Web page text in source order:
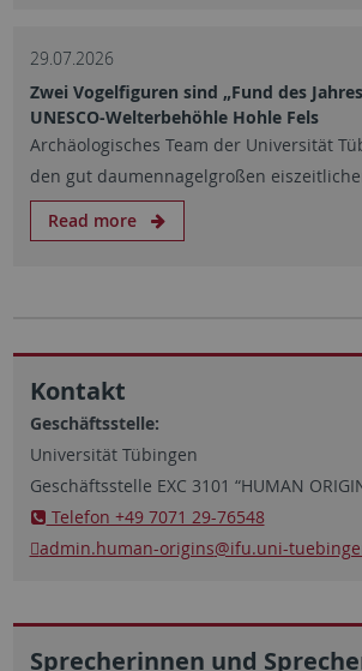
29.07.2026
Zwei Vogelfiguren sind „Fund des
UNESCO-Welterbehöhle Hohle Fels
Archäologisches Team der Universität
den gut daumennagelgroßen
Read more
Kontakt
Geschäftsstelle:
Universität Tübingen
Geschäftsstelle EXC 3101 “HUMAN
Telefon +49 7071 29-76548
admin.human-origins@ifu.uni-
Sprecherinnen und